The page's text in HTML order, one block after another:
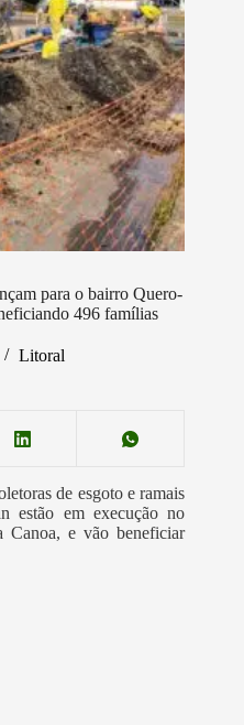
para o bairro Quero-
496 famílias
Litoral
de esgoto e ramais
estão em execução no
Canoa, e vão beneficiar